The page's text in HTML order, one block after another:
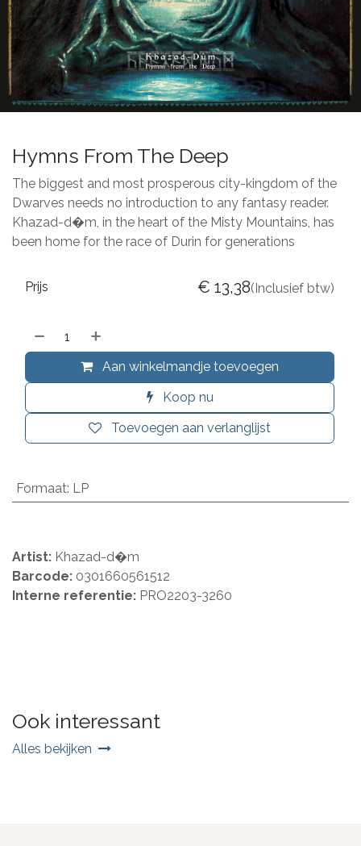
Hymns From The Deep
The biggest and most prosperous city-kingdom of the
Dwarves needs no introduction to any fantasy reader.
Khazad-d�m, in the heart of the Misty Mountains, has
been home for the race of Durin for generations
Aan winkelmandje toevoegen
Koop nu
Toevoegen aan verlanglijst
Prijs € 13,38(Inclusief btw)
Formaat: LP
Artist: Khazad-d�m
Barcode: 0301660561512
Interne referentie: PRO2203-3260
Ook interessant
Alles bekijken